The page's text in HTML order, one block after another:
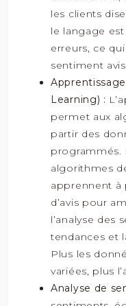
les clients
le langage
erreurs, ce
sentiment
Learning) :
permet aux
partir des
programmés.
algorithmes
apprennent à
d’avis pour
l’analyse des
tendances et
Plus les
variées, plus
Analyse de